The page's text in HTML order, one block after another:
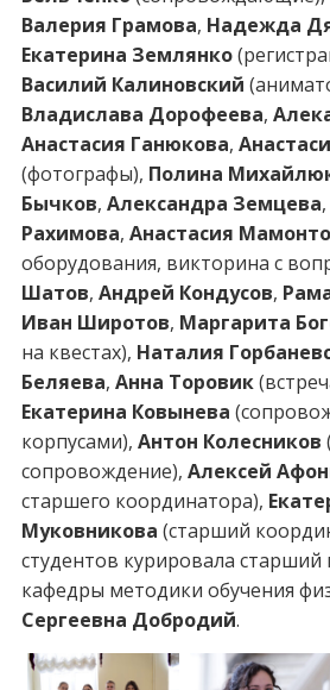
Валерия Грамова, Надежда
Екатерина Землянко
Василий Калиновский
Владислава Дорофеева,
Анастасия Ганюкова,
(фотографы), Полина
Бычков, Александра Земцева,
Рахимова, Анастасия
оборудования, викторина с
Шатов, Андрей Кондусов,
Иван Широтов, Маргарита
на квестах), Наталия
Беляева, Анна Торовик
Екатерина Ковынева
корпусами), Антон Колесников
сопровождение), Алексей
старшего координатора),
Муковникова (старший
студентов курировала старший
кафедры методики обучения
Сергеевна Добродий.